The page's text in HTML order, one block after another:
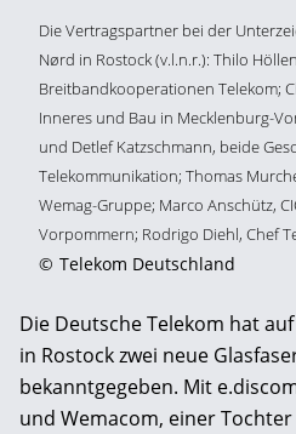
Die Vertragspartner bei der
Nørd in Rostock (v.l.n.r.): Thilo
Breitbandkooperationen Telekom;
Inneres und Bau in Mecklenburg-
und Detlef Katzschmann, beide
Telekommunikation; Thomas
Wemag-Gruppe; Marco Anschütz,
Vorpommern; Rodrigo Diehl, Chef
© Telekom Deutschland
Die Deutsche Telekom hat
in Rostock zwei neue
bekanntgegeben. Mit
und Wemacom, einer